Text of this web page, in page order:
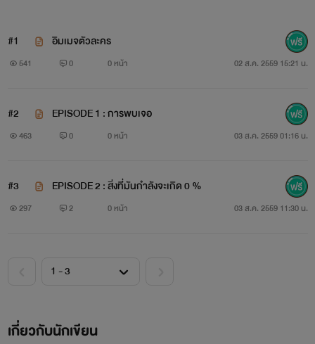
#1 อิมเมจตัวละคร
541 0 0 หน้า 02 ส.ค. 2559 15:21 น.
#2 EPISODE 1 : การพบเจอ
463 0 0 หน้า 03 ส.ค. 2559 01:16 น.
#3 EPISODE 2 : สิ่งที่มันกำลังจะเกิด 0 %
297 2 0 หน้า 03 ส.ค. 2559 11:30 น.
เกี่ยวกับนักเขียน